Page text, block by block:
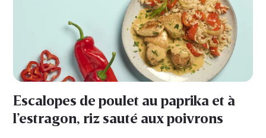
Escalopes de poulet au paprika et à
l’estragon, riz sauté aux poivrons